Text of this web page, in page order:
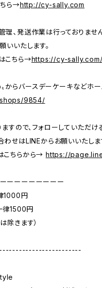
ちら→http://cy-sally.com
、発送作業は行っておりません
いいたします。
こちら→https://cy-
からバースデーケーキなどホ
9854/
すので、フォローしていただけ
わせはLINEからお願いいたしま
こちらから→https://
ーーーーーーーー
1000円
律1500円
除きます）